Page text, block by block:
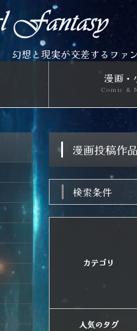
幻想と現実が交差するファ
漫画・
Comic &
漫画投稿作
検索条件
カテゴリ
人気のタグ